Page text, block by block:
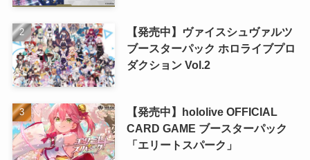
【発売中】ヴァイスシュヴァルツ
ブースターパック ホロライブプロ
ダクション Vol.2
【発売中】hololive OFFICIAL
CARD GAME ブースターパック
「エリートスパーク」